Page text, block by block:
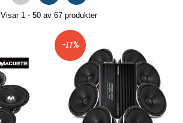
Visar 1 - 50 av 67produkter
-17%